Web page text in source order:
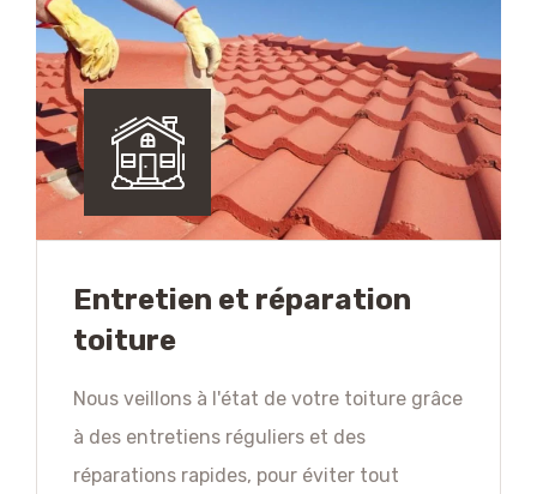
Entretien et réparation
toiture
Nous veillons à l'état de votre toiture grâce
à des entretiens réguliers et des
réparations rapides, pour éviter tout